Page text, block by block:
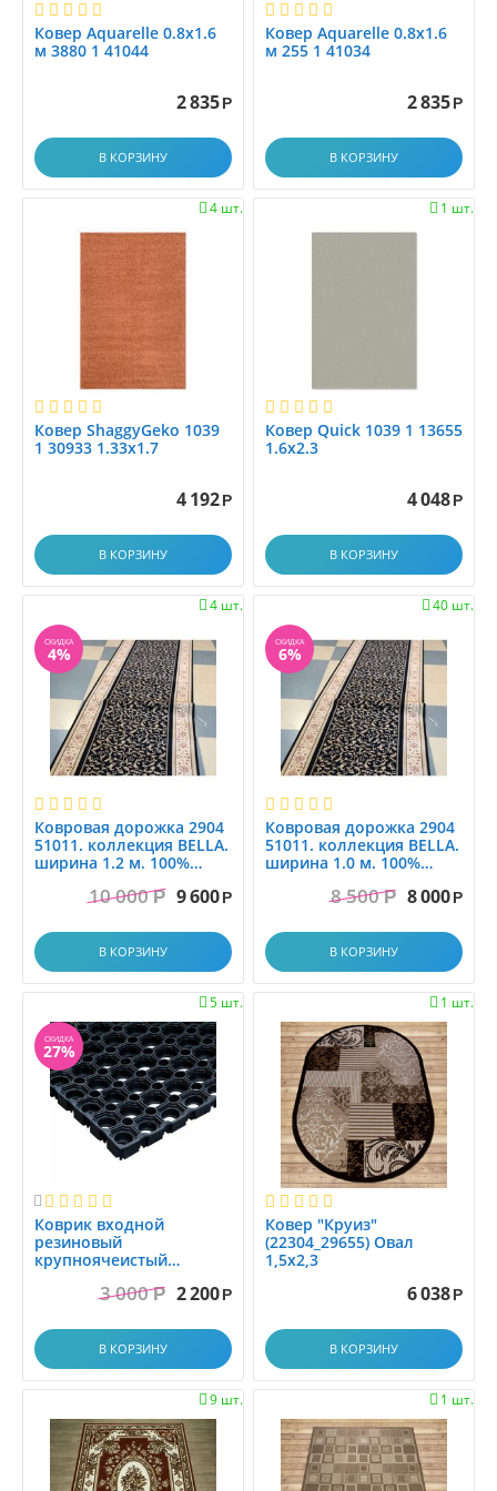
1.17x1.17
1.1x1.5
1.25x1.5
1.25x4.0
1.2x1.4
1.2x1.45
1.2x1.5
1.2x1.7
1.2x1.8
1.2x2.0
1.2x2.15
1.2x2.3
1.2x3.0
1.2x3.5
1.2x4.0
1.2x5.0
1.2x5.5
1.2x6.0
1.30x1.60
1.33x1.7
1.33x2.00
1.35x1.95
1.3x1.5
1.45x1.5
1.45x2.0
1.45x2.5
1.4x1.4
1.4x1.5
1.4x1.9
1.4x17.9
1.4x2.0
1.4x2.1
1.4x2.5
1.4x2.9
1.4x3.5
1.4x4.0
1.4x5.0
1.4x5.5
Ковер Aquarelle 0.8x1.6
м 3880 1 41044
2 835 Р
В КОРЗИНУ
Ковер Aquarelle 0.8x1.6
м 255 1 41034
2 835 Р
В КОРЗИНУ
4 шт.

Ковер ShaggyGeko 1039
1 30933 1.33x1.7
4 192 Р
В КОРЗИНУ
1 шт.

Ковер Quick 1039 1 13655
1.6x2.3
4 048 Р
В КОРЗИНУ
4 шт.

СКИДКА
4%
Ковровая дорожка 2904
51011. коллекция BELLA.
ширина 1.2 м. 100%
10 000 Р 9 600 Р
В КОРЗИНУ
40 шт.

СКИДКА
6%
Ковровая дорожка 2904
51011. коллекция BELLA.
ширина 1.0 м. 100%
8 500 Р 8 000 Р
В КОРЗИНУ
5 шт.

СКИДКА
27%

Коврик вxодной
резиновый
крупноячеистый
0.8x1.2 м3 000 Р 2 200 Р
В КОРЗИНУ
1 шт.

Ковер "Круиз"
(22304_29655) Овал
1,5х2,3
6 038 Р
В КОРЗИНУ
9 шт.
 1 шт.
